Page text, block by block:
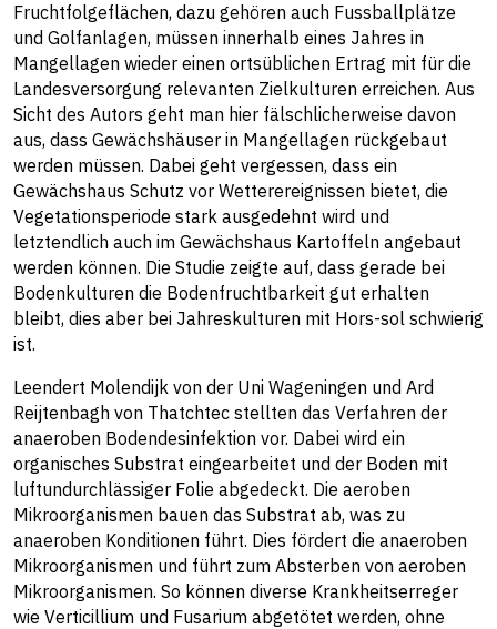
Fruchtfolgeflächen, dazu gehören auch Fussballplätze
und Golfanlagen, müssen innerhalb eines Jahres in
Mangellagen wieder einen ortsüblichen Ertrag mit für die
Landesversorgung relevanten Zielkulturen erreichen. Aus
Sicht des Autors geht man hier fälschlicherweise davon
aus, dass Gewächshäuser in Mangellagen rückgebaut
werden müssen. Dabei geht vergessen, dass ein
Gewächshaus Schutz vor Wetterereignissen bietet, die
Vegetationsperiode stark ausgedehnt wird und
letztendlich auch im Gewächshaus Kartoffeln angebaut
werden können. Die Studie zeigte auf, dass gerade bei
Bodenkulturen die Bodenfruchtbarkeit gut erhalten
bleibt, dies aber bei Jahreskulturen mit Hors-sol schwierig
ist.
Leendert Molendijk von der Uni Wageningen und Ard
Reijtenbagh von Thatchtec stellten das Verfahren der
anaeroben Bodendesinfektion vor. Dabei wird ein
organisches Substrat eingearbeitet und der Boden mit
luftundurchlässiger Folie abgedeckt. Die aeroben
Mikroorganismen bauen das Substrat ab, was zu
anaeroben Konditionen führt. Dies fördert die anaeroben
Mikroorganismen und führt zum Absterben von aeroben
Mikroorganismen. So können diverse Krankheitserreger
wie Verticillium und Fusarium abgetötet werden, ohne